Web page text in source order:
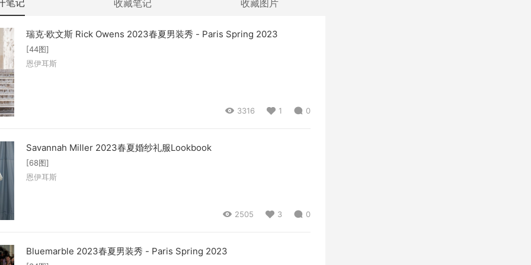
笔记 收藏笔记 收藏图片
瑞克·欧文斯 Rick Owens 2023春夏男装秀 - Paris Spring 2023
[44图]
恩伊耳斯
3316 1 0
Savannah Miller 2023春夏婚纱礼服Lookbook
[68图]
恩伊耳斯
2505 3 0
Bluemarble 2023春夏男装秀 - Paris Spring 2023